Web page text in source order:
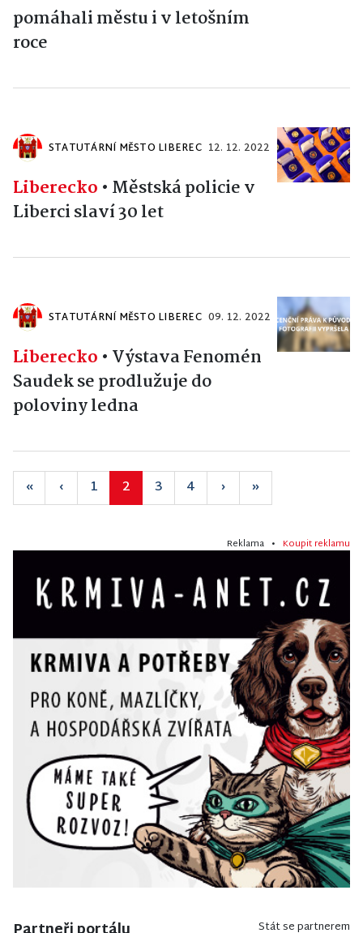
pomáhali městu i v letošním
roce
STATUTÁRNÍ MĚSTO LIBEREC 12. 12. 2022
Liberecko • Městská policie v
Liberci slaví 30 let
STATUTÁRNÍ MĚSTO LIBEREC 09. 12. 2022
Liberecko • Výstava Fenomén
Saudek se prodlužuje do
poloviny ledna
« ‹ 1 2 3 4 › »
Reklama • Koupit reklamu
Stát se partnerem